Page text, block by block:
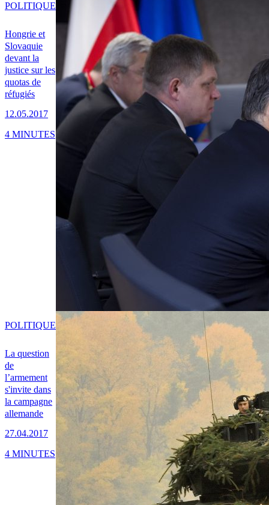
Hongrie et
Slovaquie
devant la
justice sur les
quotas de
réfugiés
12.05.2017
POLITIQUE
4 MINUTES
La question
de
l’armement
s'invite dans
la campagne
allemande
27.04.2017
POLITIQUE
4 MINUTES